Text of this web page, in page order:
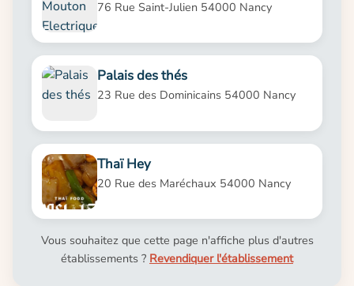
76 Rue Saint-Julien 54000 Nancy
Palais des thés
23 Rue des Dominicains 54000 Nancy
Thaï Hey
20 Rue des Maréchaux 54000 Nancy
Vous souhaitez que cette page n'affiche plus d'autres
établissements ? Revendiquer l'établissement